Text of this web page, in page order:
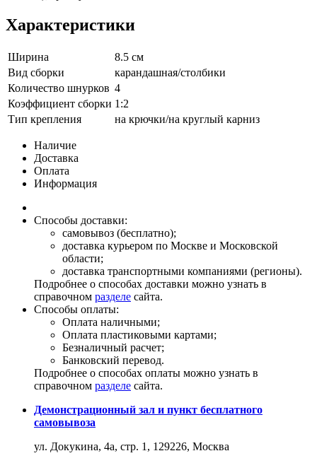
Характеристики
Ширина
8.5 см
Вид сборки
карандашная/столбики
Количество шнурков 4
Коэффициент сборки 1:2
Тип крепления
на крючки/на круглый карниз
Наличие
Доставка
Оплата
Информация
Способы доставки:
самовывоз (бесплатно);
доставка курьером по Москве и Московской
области;
доставка транспортными компаниями (регионы).
Подробнее о способах доставки можно узнать в
справочном разделе сайта.
Способы оплаты:
Оплата наличными;
Оплата пластиковыми картами;
Безналичный расчет;
Банковский перевод.
Подробнее о способах оплаты можно узнать в
справочном разделе сайта.
Демонстрационный зал и пункт бесплатного
самовывоза
ул. Докукина, 4а, стр. 1, 129226, Москва